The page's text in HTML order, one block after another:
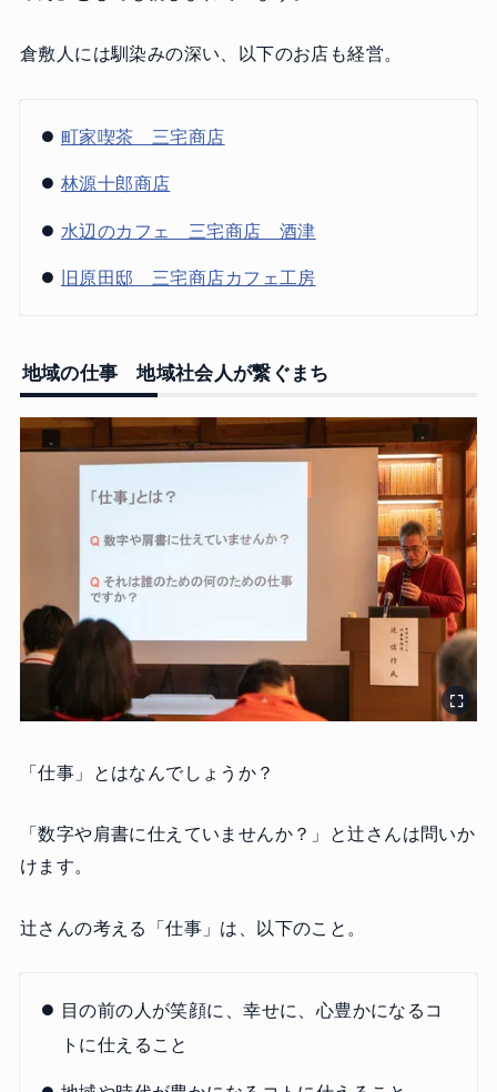
倉敷人には馴染みの深い、以下のお店も経営。
町家喫茶 三宅商店
林源十郎商店
水辺のカフェ 三宅商店 酒津
旧原田邸 三宅商店カフェ工房
地域の仕事 地域社会人が繋ぐまち
「仕事」とはなんでしょうか？
「数字や肩書に仕えていませんか？」と辻さんは問いか
けます。
辻さんの考える「仕事」は、以下のこと。
目の前の人が笑顔に、幸せに、心豊かになるコ
トに仕えること